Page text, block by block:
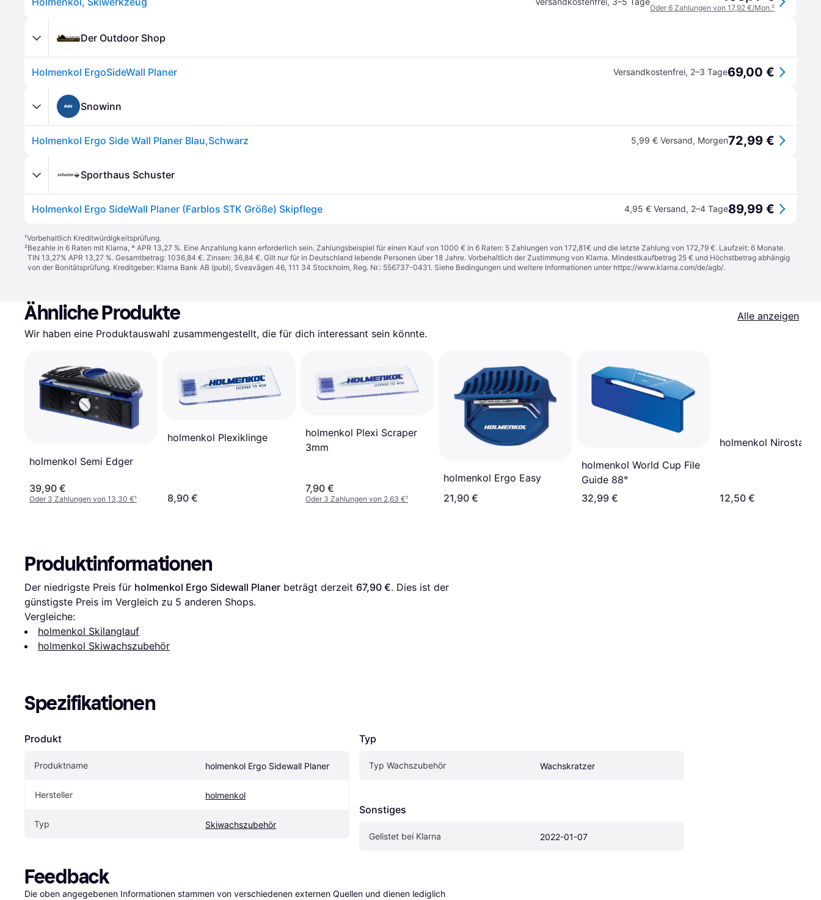
Oder 6 Zahlungen von 17,92 €/Mon.²
Der Outdoor Shop
Holmenkol ErgoSideWall Planer Versandkostenfrei, 2–3 Tage69,00 €
Snowinn
Holmenkol Ergo Side Wall Planer Blau,Schwarz 5,99 € Versand, Morgen72,99 €
Sporthaus Schuster
Holmenkol Ergo SideWall Planer (Farblos STK Größe) Skipflege 4,95 € Versand, 2–4 Tage89,99 €
¹Vorbehaltlich Kreditwürdigkeitsprüfung.
²Bezahle in 6 Raten mit Klarna, * APR 13,27 %. Eine Anzahlung kann erforderlich sein. Zahlungsbeispiel für einen Kauf von 1000 € in 6 Raten: 5 Zahlungen von 172,81€ und die letzte Zahlung von 172,79 €. Laufzeit: 6 Monate.
TIN 13,27% APR 13,27 %. Gesamtbetrag: 1036,84 €. Zinsen: 36,84 €. Gilt nur für in Deutschland lebende Personen über 18 Jahre. Vorbehaltlich der Zustimmung von Klarna. Mindestkaufbetrag 25 € und Höchstbetrag abhängig
von der Bonitätsprüfung. Kreditgeber: Klarna Bank AB (publ), Sveavägen 46, 111 34 Stockholm, Reg. Nr.: 556737-0431. Siehe Bedingungen und weitere Informationen unter https://www.klarna.com/de/agb/.
Ähnliche Produkte
Alle anzeigen
Wir haben eine Produktauswahl zusammengestellt, die für dich interessant sein könnte.
holmenkol Semi Edger
39,90 €
Oder 3 Zahlungen von 13,30 €¹
holmenkol Plexiklinge
8,90 €
holmenkol Plexi Scraper
3mm
7,90 €
Oder 3 Zahlungen von 2,63 €¹
holmenkol Ergo Easy
21,90 €
holmenkol World Cup File
Guide 88°
32,99 €
holmenkol
12,50 €
Produktinformationen
Der niedrigste Preis für holmenkol Ergo Sidewall Planer beträgt derzeit 67,90 €. Dies ist der
günstigste Preis im Vergleich zu 5 anderen Shops.
Vergleiche:
holmenkol Skilanglauf
holmenkol Skiwachszubehör
Spezifikationen
Produkt
Produktname holmenkol Ergo Sidewall Planer
Hersteller holmenkol
Typ Skiwachszubehör
Typ
Typ Wachszubehör Wachskratzer
Sonstiges
Gelistet bei Klarna 2022-01-07
Feedback
Die oben angegebenen Informationen stammen von verschiedenen externen Quellen und dienen lediglich